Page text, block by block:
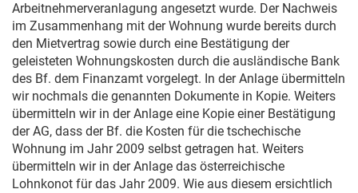
Arbeitnehmerveranlagung angesetzt wurde. Der Nachweis
im Zusammenhang mit der Wohnung wurde bereits durch
den Mietvertrag sowie durch eine Bestätigung der
geleisteten Wohnungskosten durch die ausländische Bank
des Bf. dem Finanzamt vorgelegt. In der Anlage übermitteln
wir nochmals die genannten Dokumente in Kopie. Weiters
übermitteln wir in der Anlage eine Kopie einer Bestätigung
der AG, dass der Bf. die Kosten für die tschechische
Wohnung im Jahr 2009 selbst getragen hat. Weiters
übermitteln wir in der Anlage das österreichische
Lohnkonot für das Jahr 2009. Wie aus diesem ersichtlich